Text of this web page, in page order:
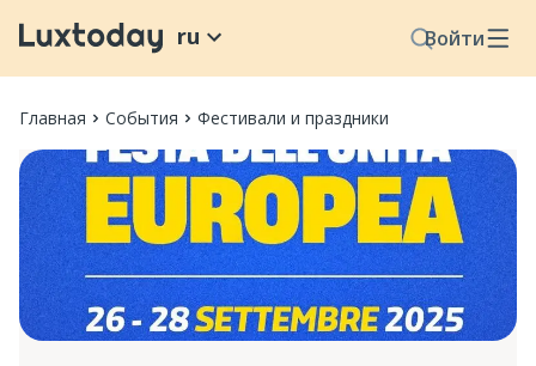
Войти
ru
Главная События Фестивали и праздники